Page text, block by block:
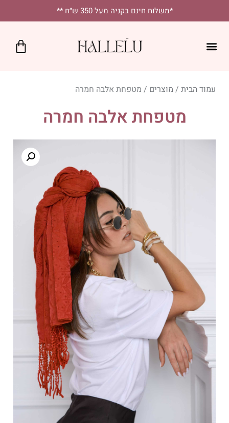
*משלוח חינם בקניה מעל 350 ש״ח **
עמוד הבית / מוצרים / מטפחת אלבה חמרה
מטפחת אלבה חמרה